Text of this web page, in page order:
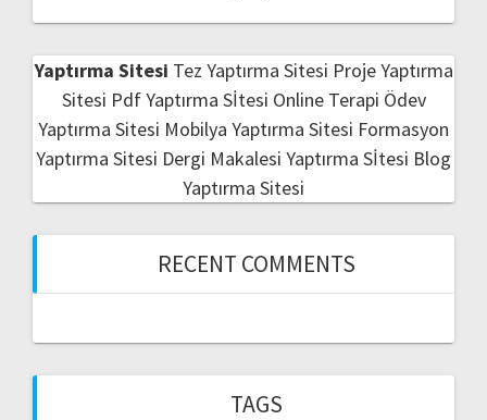
Yaptırma Sitesi Tez Yaptırma Sitesi Proje Yaptırma
Sitesi Pdf Yaptırma Sİtesi Online Terapi Ödev
Yaptırma Sitesi Mobilya Yaptırma Sitesi Formasyon
Yaptırma Sitesi Dergi Makalesi Yaptırma Sİtesi Blog
Yaptırma Sitesi
RECENT COMMENTS
TAGS